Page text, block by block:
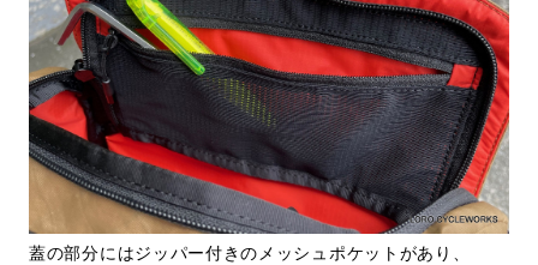
蓋の部分にはジッパー付きのメッシュポケットがあり、